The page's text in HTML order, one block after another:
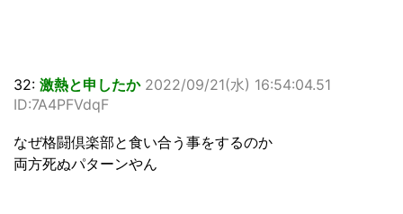
32: 激熱と申したか 2022/09/21(水) 16:54:04.51
ID:7A4PFVdqF
なぜ格闘倶楽部と食い合う事をするのか
両方死ぬパターンやん